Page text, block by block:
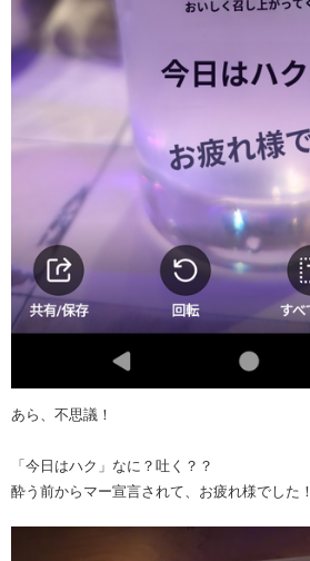
あら、不思議！
「今日はハク」なに？吐く？？
酔う前からマー宣言されて、お疲れ様でした